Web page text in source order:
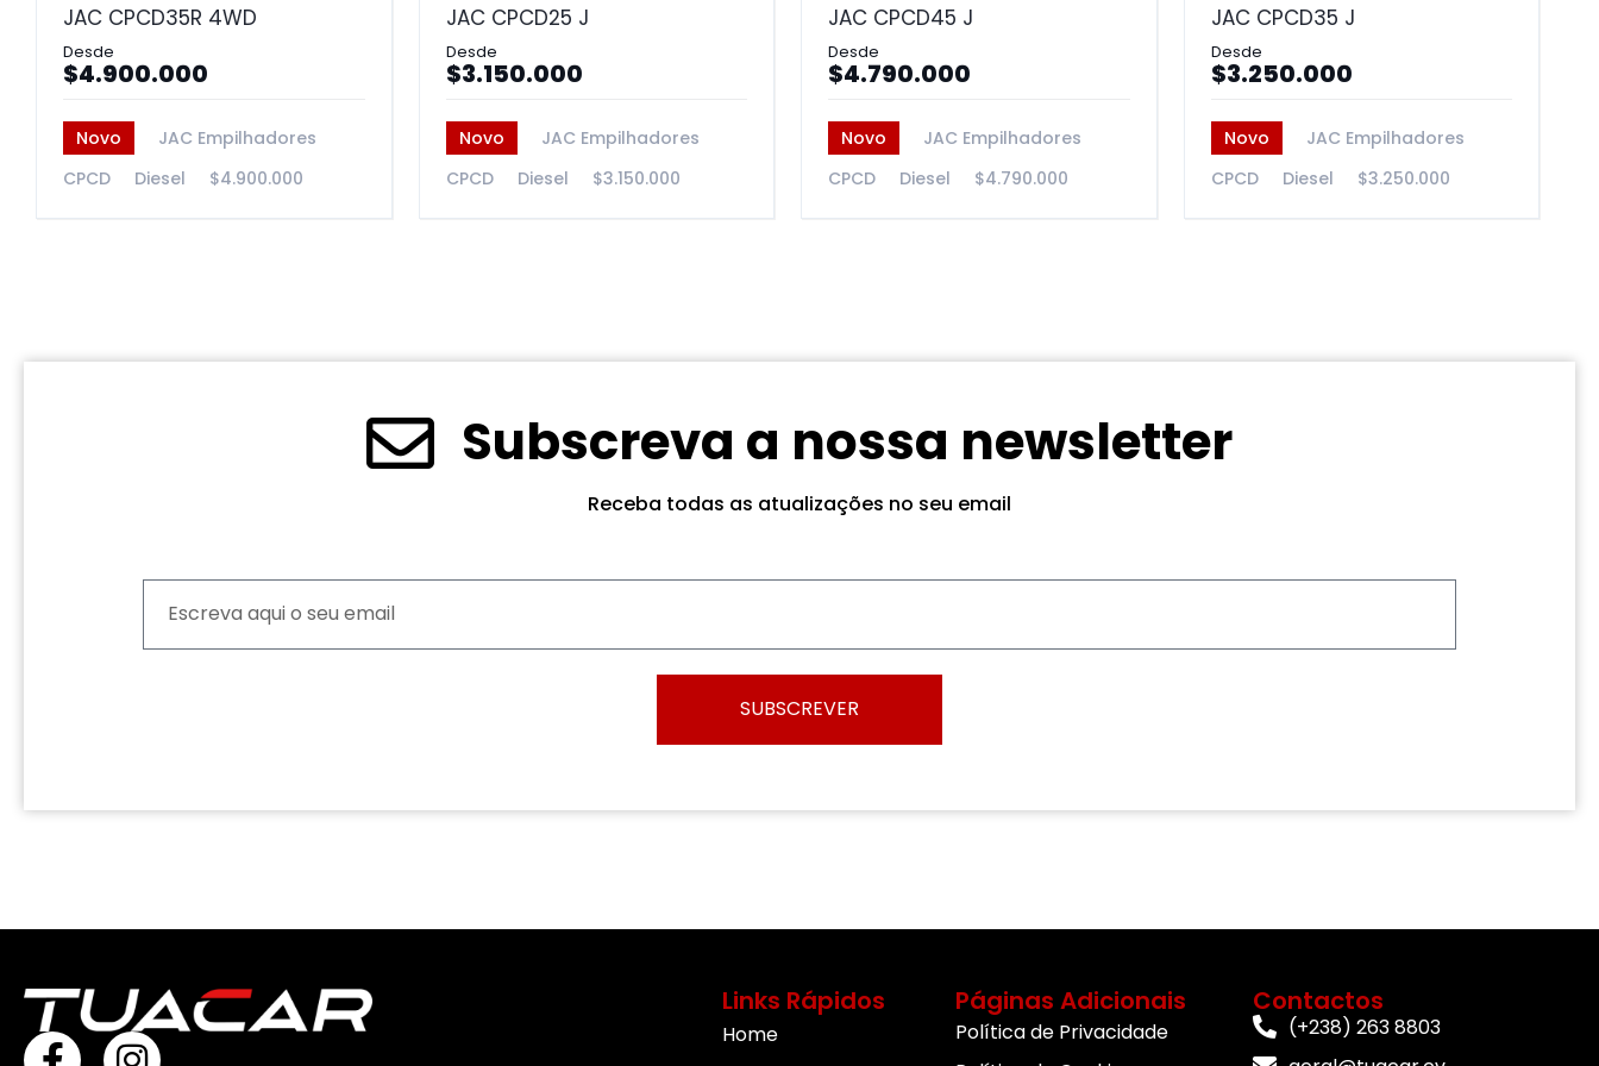
JAC CPCD35R 4WD
$4.900.000
Novo
JAC Empilhadores
CPCD
Diesel $4.900.000
JAC CPCD25 J
$3.150.000
Novo
JAC Empilhadores
CPCD
Diesel $3.150.000
JAC CPCD45 J
$4.790.000
Novo
JAC Empilhadores
CPCD
Diesel $4.790.000
JAC CPCD35 J
$3.250.000
Novo
JAC Empilhadores
CPCD
Diesel $3.250.000
Subscreva a nossa newsletter
Receba todas as atualizações no seu email
SUBSCREVER
Links Rápidos
Home
Páginas Adicionais
Política de Privacidade
Contactos
(+238) 263 8803